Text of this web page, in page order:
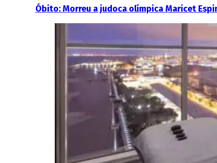
Óbito: Morreu a judoca olímpica Maricet